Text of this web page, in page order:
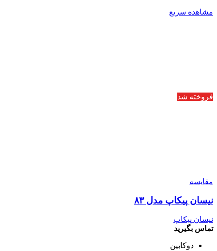
مشاهده سریع
فروخته شد
مقایسه
نیسان پیکاپ مدل ۸۳
نیسان پیکاپ
تماس بگیرید
دوکابین